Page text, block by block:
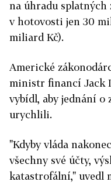
na úhradu splatných
v hotovosti jen 30
miliard Kč).
Americké
ministr financí Jack
vybídl, aby jednání o
urychlili.
"Kdyby vláda
všechny své účty,
katastrofální," uvedl